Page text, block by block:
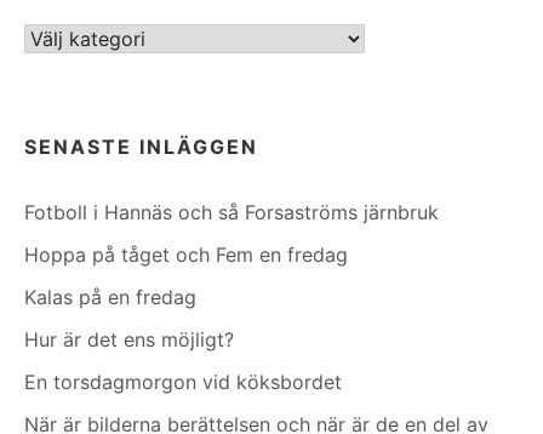
Kategorier
SENASTE INLÄGGEN
Fotboll i Hannäs och så Forsaströms järnbruk
Hoppa på tåget och Fem en fredag
Kalas på en fredag
Hur är det ens möjligt?
En torsdagmorgon vid köksbordet
När är bilderna berättelsen och när är de en del av